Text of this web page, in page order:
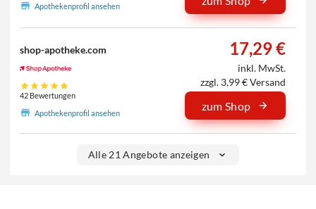
Apothekenprofil ansehen
shop-apotheke.com
42 Bewertungen
Apothekenprofil ansehen
17,29 €
inkl. MwSt.
zzgl. 3,99 € Versand
zum Shop
Alle 21 Angebote anzeigen